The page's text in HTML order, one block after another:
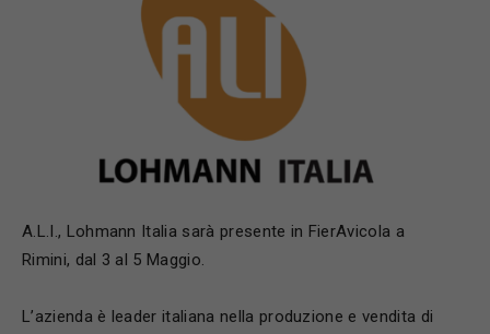
A.L.I., Lohmann Italia sarà presente in FierAvicola a
Rimini, dal 3 al 5 Maggio.
L’azienda è leader italiana nella produzione e vendita di